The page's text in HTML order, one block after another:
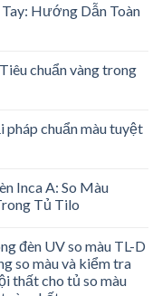
Hướng Dẫn Toàn
chuẩn vàng trong
pháp chuẩn màu tuyệt
Inca A: So Màu
Tủ Tilo
đèn UV so màu TL-D
so màu và kiểm tra
thất cho tủ so màu